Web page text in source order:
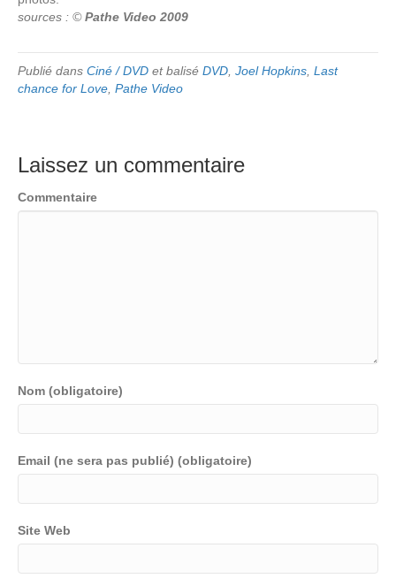
sources : ©Pathe Video 2009
Publié dans Ciné / DVD et balisé DVD Joel Hopkins Last
chance for Love Pathe Video
Laissez un commentaire
Commentaire
Nom (obligatoire)
Email (ne sera pas publié) (obligatoire)
Site Web